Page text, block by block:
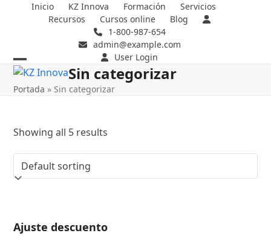
Inicio KZ Innova Formación
Servicios
Recursos
Cursos online
Blog
1-800-987-654
admin@example.com
User Login
Open
mobile
Close
mobile
Sin categorizar
Portada » Sin categorizar
Showing all 5 results
Ajuste descuento